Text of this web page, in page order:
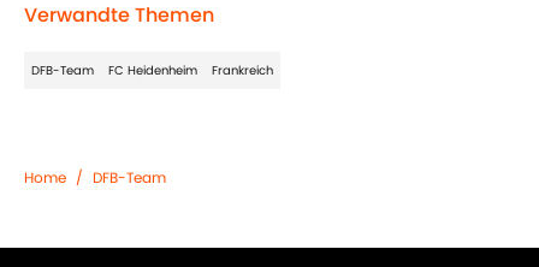
Verwandte Themen
DFB-Team FC Heidenheim Frankreich
Home / DFB-Team